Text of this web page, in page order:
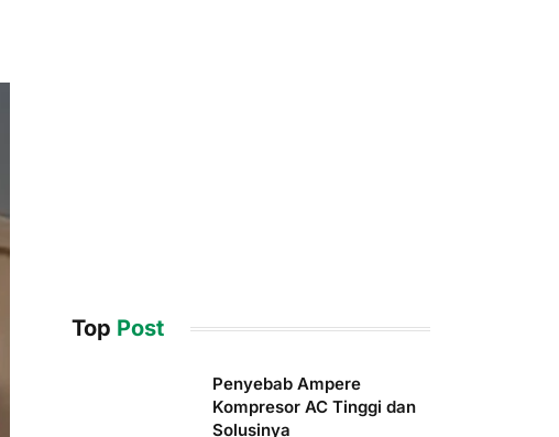
Top Post
Penyebab Ampere
Kompresor AC Tinggi dan
Solusinya